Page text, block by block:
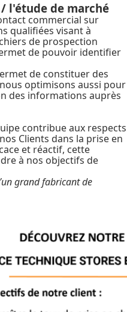
l'étude de marché
commercial sur
qualifiées visant à
de prospection
de pouvoir identifier
de constituer des
optimisons aussi pour
des informations auprès
contribue aux respects
Clients dans la prise en
et réactif, cette
à nos objectifs de
grand fabricant de